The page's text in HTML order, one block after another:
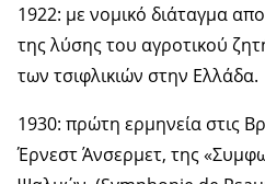
1922: με νομικό διάταγμα
της λύσης του αγροτικού
των τσιφλικιών στην Ελλάδα.
1930: πρώτη ερμηνεία στις
Έρνεστ Άνσερμετ, της